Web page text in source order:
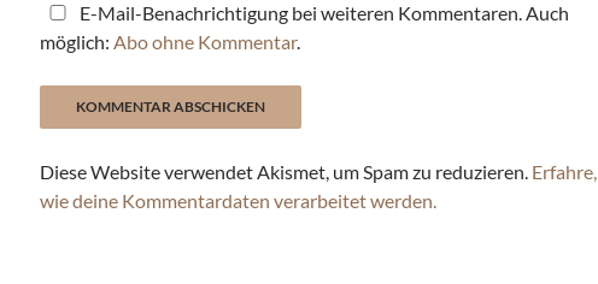
E-Mail-Benachrichtigung bei weiteren Kommentaren. Auch
möglich: Abo ohne Kommentar.
Diese Website verwendet Akismet, um Spam zu reduzieren. Erfahre,
wie deine Kommentardaten verarbeitet werden.